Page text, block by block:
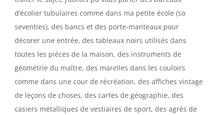
d’écolier tubulaires comme dans ma petite école (so
seventies), des bancs et des porte-manteaux pour
décorer une entrée, des tableaux noirs utilisés dans
toutes les pièces de la maison, des instruments de
géométrie du maître, des marelles dans les couloirs
comme dans une cour de récréation, des affiches vintage
de leçons de choses, des cartes de géographie, des
casiers métalliques de vestiaires de sport, des agrès de